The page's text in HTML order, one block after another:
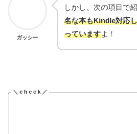
ガッシー
しかし、次の項目で
名な本もKindle対応
っていますよ！